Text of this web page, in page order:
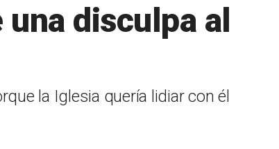
una disculpa al
la Iglesia quería lidiar con él